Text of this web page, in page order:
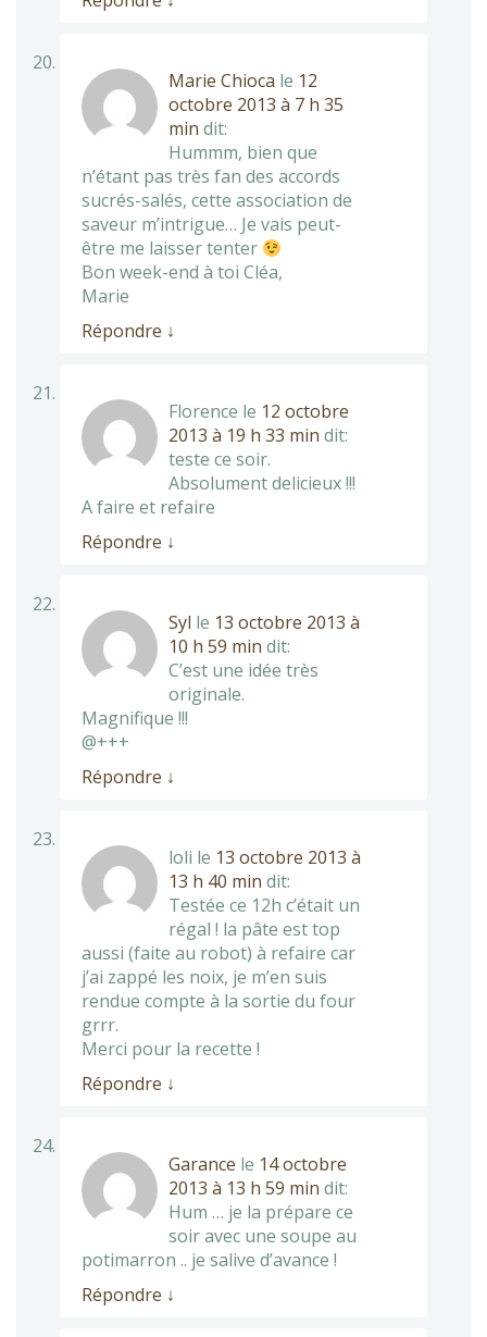
Marie Chioca le 12
octobre 2013 à 7 h 35
min dit:
Hummm, bien que
n’étant pas très fan des accords
sucrés-salés, cette association de
saveur m’intrigue… Je vais peut-
être me laisser tenter
Bon week-end à toi Cléa,
Marie
Répondre ↓
Florence le 12 octobre
2013 à 19 h 33 min dit:
teste ce soir.
Absolument delicieux !!!
A faire et refaire
Répondre ↓
Syl le 13 octobre 2013 à
10 h 59 min dit:
C’est une idée très
originale.
Magnifique !!!
@+++
Répondre ↓
loli le 13 octobre 2013 à
13 h 40 min dit:
Testée ce 12h c’était un
régal ! la pâte est top
aussi (faite au robot) à refaire car
j’ai zappé les noix, je m’en suis
rendue compte à la sortie du four
grrr.
Merci pour la recette !
Répondre ↓
Garance le 14 octobre
2013 à 13 h 59 min dit:
Hum … je la prépare ce
soir avec une soupe au
potimarron .. je salive d’avance !
Répondre ↓